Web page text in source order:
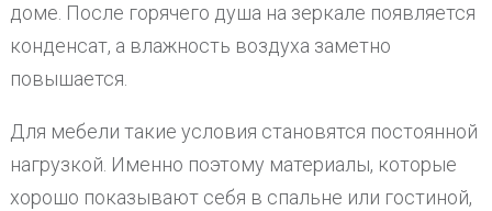
доме. После горячего душа на зеркале появляется
конденсат, а влажность воздуха заметно
повышается.
Для мебели такие условия становятся постоянной
нагрузкой. Именно поэтому материалы, которые
хорошо показывают себя в спальне или гостиной,